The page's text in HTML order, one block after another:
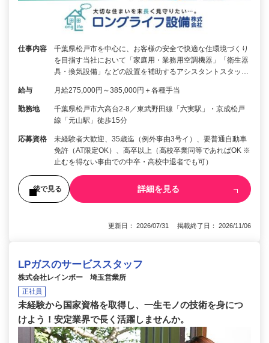
仕事内容
千葉県松戸市を中心に、お客様の安全で快適な住環境づくり
を目指す当社において「家庭用・業務用空調機器」「衛生器
具・換気設備」などの設置を補助するアシスタントスタッ…
給与 月給275,000円～385,000円＋各種手当
勤務地
千葉県松戸市六高台2-8／東武野田線「六実駅」・京成松戸
線「元山駅」徒歩15分
応募資格
未経験者大歓迎、35歳迄（例外事由3号イ）、要普通自動車
免許（AT限定OK）、高卒以上（高校卒業同等であればOK ※
止むを得ない事由での中卒・高校中退者でも可）
後で見る 詳細を見る
更新日： 2026/07/31 掲載終了日： 2026/11/06
LPガスのサービススタッフ
株式会社レインボー 埼玉営業所
正社員
未経験から国家資格を取得し、一生モノの技術を身につ
けよう！安定業界で長く活躍しませんか。